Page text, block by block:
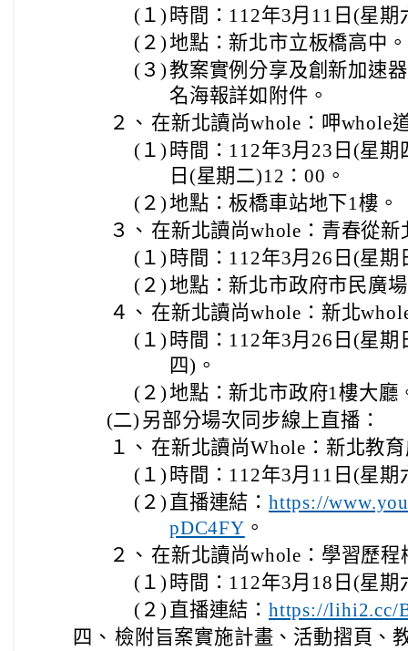
(１) 時間：112年3月11日(星
(２)地點：新北市立板橋高中。
(３)教案實例分享及創新加速
名海報詳如附件。
２、 在新北讀尚whole：呷whole
(１) 時間：112年3月23日(星
日(星期二)12：00。
(２)地點：板橋車站地下1樓。
３、 在新北讀尚whole：青春從
(１) 時間：112年3月26日(星
(２)地點：新北市政府市民廣
４、 在新北讀尚whole：新北
(１) 時間：112年3月26日(星
四)。
(２)地點：新北市政府1樓大廳
(二) 另部分場次同步線上直播：
１、 在新北讀尚Whole：新北教
(１) 時間：112年3月11日(星
(２) 直播連結： https://
pDC4FY 。
２、 在新北讀尚whole：學習歷程
(１) 時間：112年3月18日(星
(２) 直播連結： https://lihi2.cc/
四、 檢附旨案實施計畫、活動摺頁、